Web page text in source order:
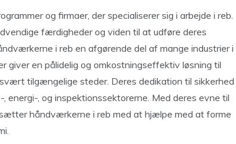
og firmaer, der specialiserer sig i arbejde i reb.
færdigheder og viden til at udføre deres
i reb en afgørende del af mange industrier i
giver en pålidelig og omkostningseffektiv løsning til
tilgængelige steder. Deres dedikation til sikkerhed
, og inspektionssektorerne. Med deres evne til
håndværkerne i reb med at hjælpe med at forme